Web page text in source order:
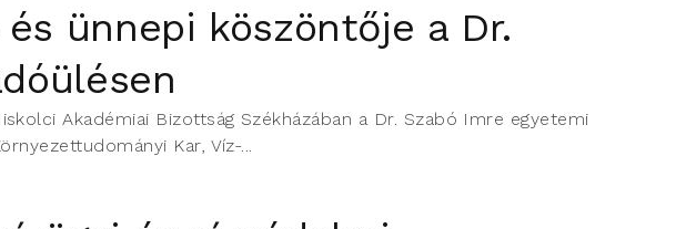
ünnepi köszöntője a Dr.
Akadémiai Bizottság Székházában a Dr. Szabó Imre egyetemi
Kar, Víz-...